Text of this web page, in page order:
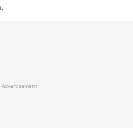
Advertisement